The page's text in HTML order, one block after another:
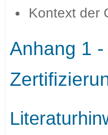
Kontext der
Anhang 1